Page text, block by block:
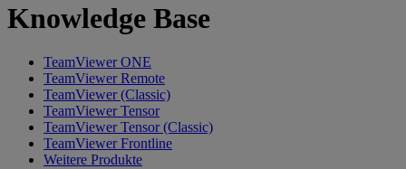
Knowledge Base
TeamViewer ONE
TeamViewer Remote
TeamViewer (Classic)
TeamViewer Tensor
TeamViewer Tensor (Classic)
TeamViewer Frontline
Weitere Produkte